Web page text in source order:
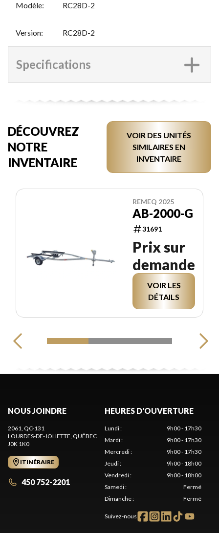
Modèle: RC28D-2
Version: RC28D-2
Specifications
DÉCOUVREZ
NOTRE
INVENTAIRE
VOIR DES UNITÉS
SIMILAIRES EN
INVENTAIRE
REMEQ 2025
AB-2000-G
31691
Prix sur
demande
VOIR LES
DÉTAILS
NOUS JOINDRE
2061, QC-131
LOURDES-DE-JOLIETTE , QUÉBEC
J0K 1K0
ITINÉRAIRE
450 752-2201
HEURES D'OUVERTURE
Lundi:
9h00 - 17h30
Mardi:
9h00 - 17h30
Mercredi:
9h00 - 17h30
Jeudi:
9h00 - 18h00
Vendredi:
9h00 - 18h00
Samedi:
Fermé
Dimanche: Fermé
Suivez-nous